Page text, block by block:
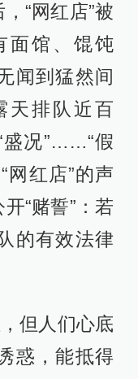
“网红店”被
面馆、馄饨
闻到猛然间
天排队近百
盛况”……“假
网红店”的声
“赌誓”：若
的有效法律
但人们心底
惑，能抵得